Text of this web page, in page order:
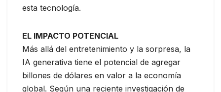
esta tecnología.
EL IMPACTO POTENCIAL
Más allá del entretenimiento y la sorpresa, la
IA generativa tiene el potencial de agregar
billones de dólares en valor a la economía
global. Según una reciente investigación de